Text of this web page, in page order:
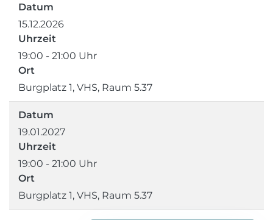
Datum
15.12.2026
Uhrzeit
19:00 - 21:00 Uhr
Ort
Burgplatz 1, VHS, Raum 5.37
Datum
19.01.2027
Uhrzeit
19:00 - 21:00 Uhr
Ort
Burgplatz 1, VHS, Raum 5.37